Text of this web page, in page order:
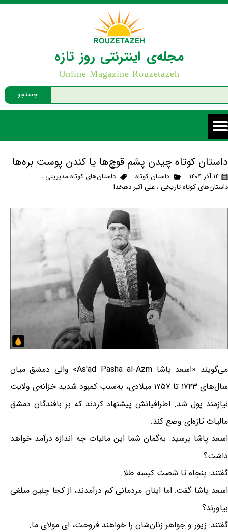
جستجو
مجله‌ی اینترنتی روز تازه
Online Magazine Rouzetazeh
داستان کوتاه چیدن پشم قوچ‌ها یا کندن پوست بره‌ها
۱۴ آذر ۱۴۰۴ داستان کوتاه داستان‌های کوتاه مدیریتی،
داستان‌های کوتاه تاریخی، علی اکبر دهخدا
می‌گویند «اسعد پاشا As'ad Pasha al-Azm» والی دمشق میان
سال‌های ۱۷۴۳ تا ۱۷۵۷ میلادی، به‌سبب کمبود شدید خزانه‌ی ولایت
نیازمند پول شد. اطرافیانش پیشنهاد کردند که بر بافندگان دمشق
مالیات تازه‌ای وضع کند.
اسعد پاشا پرسید: به‌گمان شما این مالیات چه اندازه درآمد خواهد
داشت؟
گفتند: پنجاه تا شصت کیسه طلا.
اسعد پاشا گفت: اما اینان مردمانی کم درآمدند، از کجا چنین مبلغی
بیاورند؟
گفتند: زیور و جواهر زنان‌شان را خواهند فروخت، ای مولای ما.